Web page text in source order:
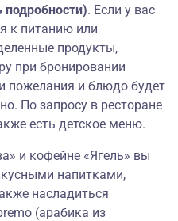
подробности). Если у вас
к питанию или
продукты,
при бронировании
пожелания и блюдо будет
По запросу в ресторане
есть детское меню.
и кофейне «Ягель» вы
напитками,
насладиться
(арабика из